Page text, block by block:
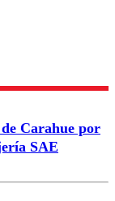
un
Carahue por
SAE